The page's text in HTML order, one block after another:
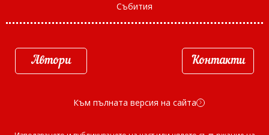
Събития
Автори Контакти
Към пълната версия на сайта d